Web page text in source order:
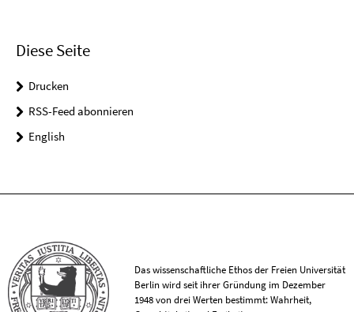
Diese Seite
Drucken
RSS-Feed abonnieren
English
Das wissenschaftliche Ethos der Freien Universität
Berlin wird seit ihrer Gründung im Dezember
1948 von drei Werten bestimmt: Wahrheit,